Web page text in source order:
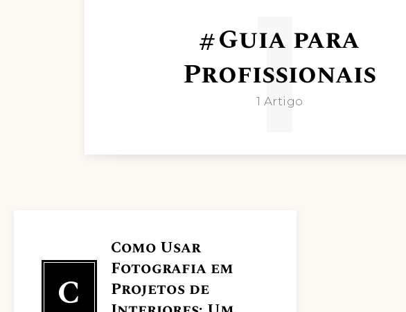
Guia para
Profissionais
1 Artigo
1
C
Como Usar
Fotografia em
Projetos de